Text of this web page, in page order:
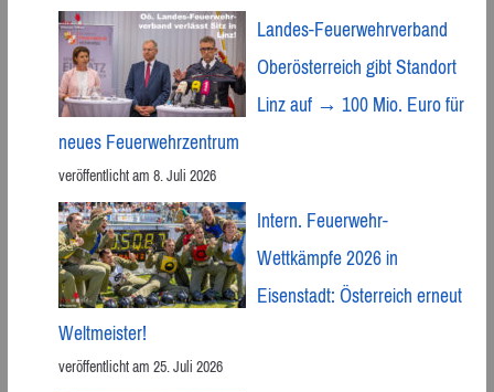
Landes-Feuerwehrverband
Oberösterreich gibt Standort
Linz auf → 100 Mio. Euro für
neues Feuerwehrzentrum
veröffentlicht am 8. Juli 2026
Intern. Feuerwehr-
Wettkämpfe 2026 in
Eisenstadt: Österreich erneut
Weltmeister!
veröffentlicht am 25. Juli 2026